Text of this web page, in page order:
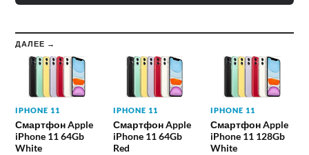
ДАЛЕЕ →
IPHONE 11
Смартфон Apple
iPhone 11 64Gb
White
IPHONE 11
Смартфон Apple
iPhone 11 64Gb
Red
IPHONE 11
Смартфон Apple
iPhone 11 128Gb
White